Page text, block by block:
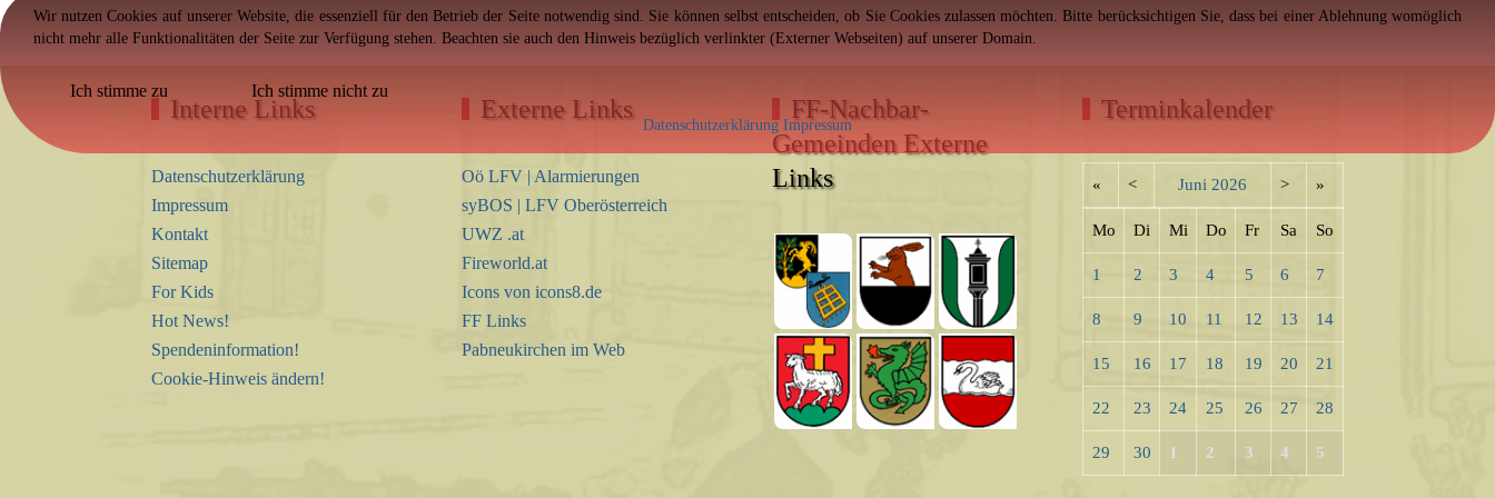
Interne Links
Datenschutzerklärung
Impressum
Kontakt
Sitemap
For Kids
Hot News!
Spendeninformation!
Cookie-Hinweis ändern!
Externe Links
Oö LFV | Alarmierungen
syBOS | LFV Oberösterreich
UWZ .at
Fireworld.at
Icons von icons8.de
FF Links
Pabneukirchen im Web
FF-Nachbar-
Gemeinden Externe
Links
Terminkalender
« < Juni 2026 > »
Mo Di Mi Do Fr Sa So
1 2 3 4 5 6 7
8 9 10 11 12 13 14
15 16 17 18 19 20 21
22 23 24 25 26 27 28
29 30 1 2 3 4 5
Wir nutzen Cookies auf unserer Website, die essenziell für den Betrieb der Seite notwendig sind. Sie können selbst entscheiden, ob Sie Cookies zulassen möchten. Bitte berücksichtigen Sie, dass bei einer Ablehnung womöglich
nicht mehr alle Funktionalitäten der Seite zur Verfügung stehen. Beachten sie auch den Hinweis bezüglich verlinkter (Externer Webseiten) auf unserer Domain.
Ich stimme zu Ich stimme nicht zu
Datenschutzerklärung Impressum